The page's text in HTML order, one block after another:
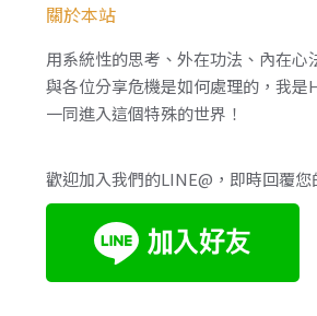
關於本站
用系統性的思考、外在功法、內在心
與各位分享危機是如何處理的，我是
一同進入這個特殊的世界！
歡迎加入我們的LINE@，即時回覆您